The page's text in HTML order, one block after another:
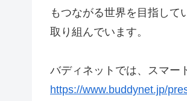
もつながる世界を目指して
取り組んでいます。
バディネットでは、スマー
https://www.buddynet.jp/